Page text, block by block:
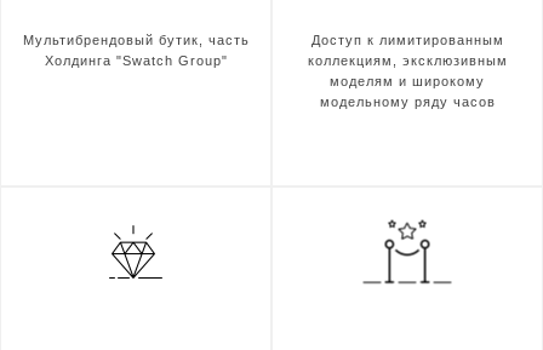
Мультибрендовый бутик, часть
Холдинга "Swatch Group"
Доступ к лимитированным
коллекциям, эксклюзивным
моделям и широкому
модельному ряду часов